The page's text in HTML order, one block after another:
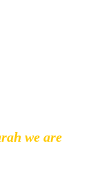
we are